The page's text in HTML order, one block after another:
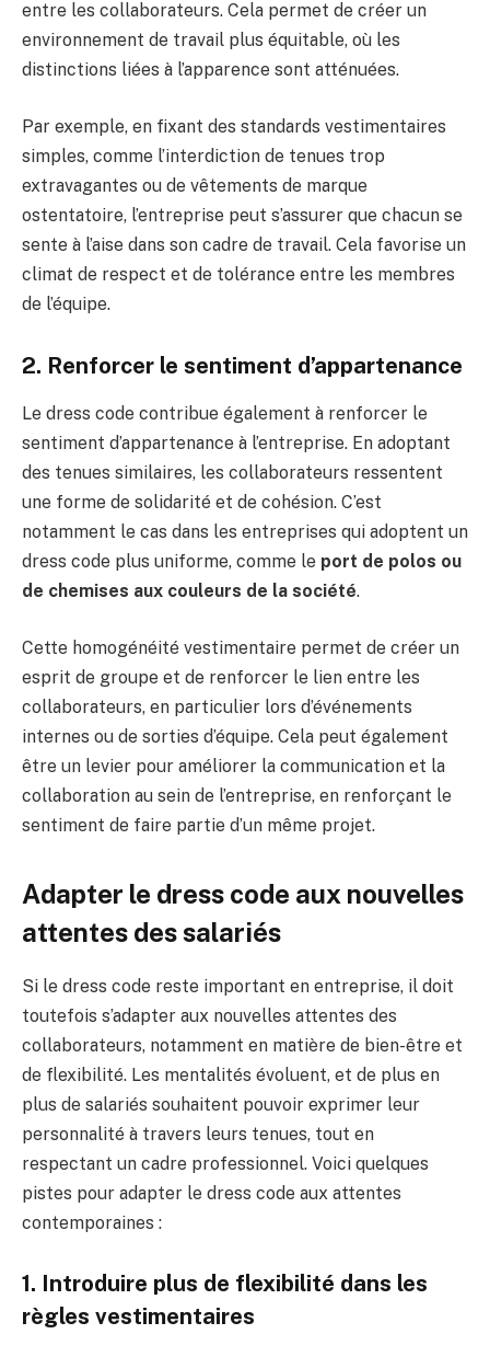
entre les collaborateurs. Cela permet de créer un
environnement de travail plus équitable, où les
distinctions liées à l’apparence sont atténuées.
Par exemple, en fixant des standards vestimentaires
simples, comme l’interdiction de tenues trop
extravagantes ou de vêtements de marque
ostentatoire, l’entreprise peut s’assurer que chacun se
sente à l’aise dans son cadre de travail. Cela favorise un
climat de respect et de tolérance entre les membres
de l’équipe.
2. Renforcer le sentiment d’appartenance
Le dress code contribue également à renforcer le
sentiment d’appartenance à l’entreprise. En adoptant
des tenues similaires, les collaborateurs ressentent
une forme de solidarité et de cohésion. C’est
notamment le cas dans les entreprises qui adoptent un
dress code plus uniforme, comme le port de polos ou
de chemises aux couleurs de la société.
Cette homogénéité vestimentaire permet de créer un
esprit de groupe et de renforcer le lien entre les
collaborateurs, en particulier lors d’événements
internes ou de sorties d’équipe. Cela peut également
être un levier pour améliorer la communication et la
collaboration au sein de l’entreprise, en renforçant le
sentiment de faire partie d’un même projet.
Adapter le dress code aux nouvelles
attentes des salariés
Si le dress code reste important en entreprise, il doit
toutefois s’adapter aux nouvelles attentes des
collaborateurs, notamment en matière de bien-être et
de flexibilité. Les mentalités évoluent, et de plus en
plus de salariés souhaitent pouvoir exprimer leur
personnalité à travers leurs tenues, tout en
respectant un cadre professionnel. Voici quelques
pistes pour adapter le dress code aux attentes
contemporaines :
1. Introduire plus de flexibilité dans les
règles vestimentaires